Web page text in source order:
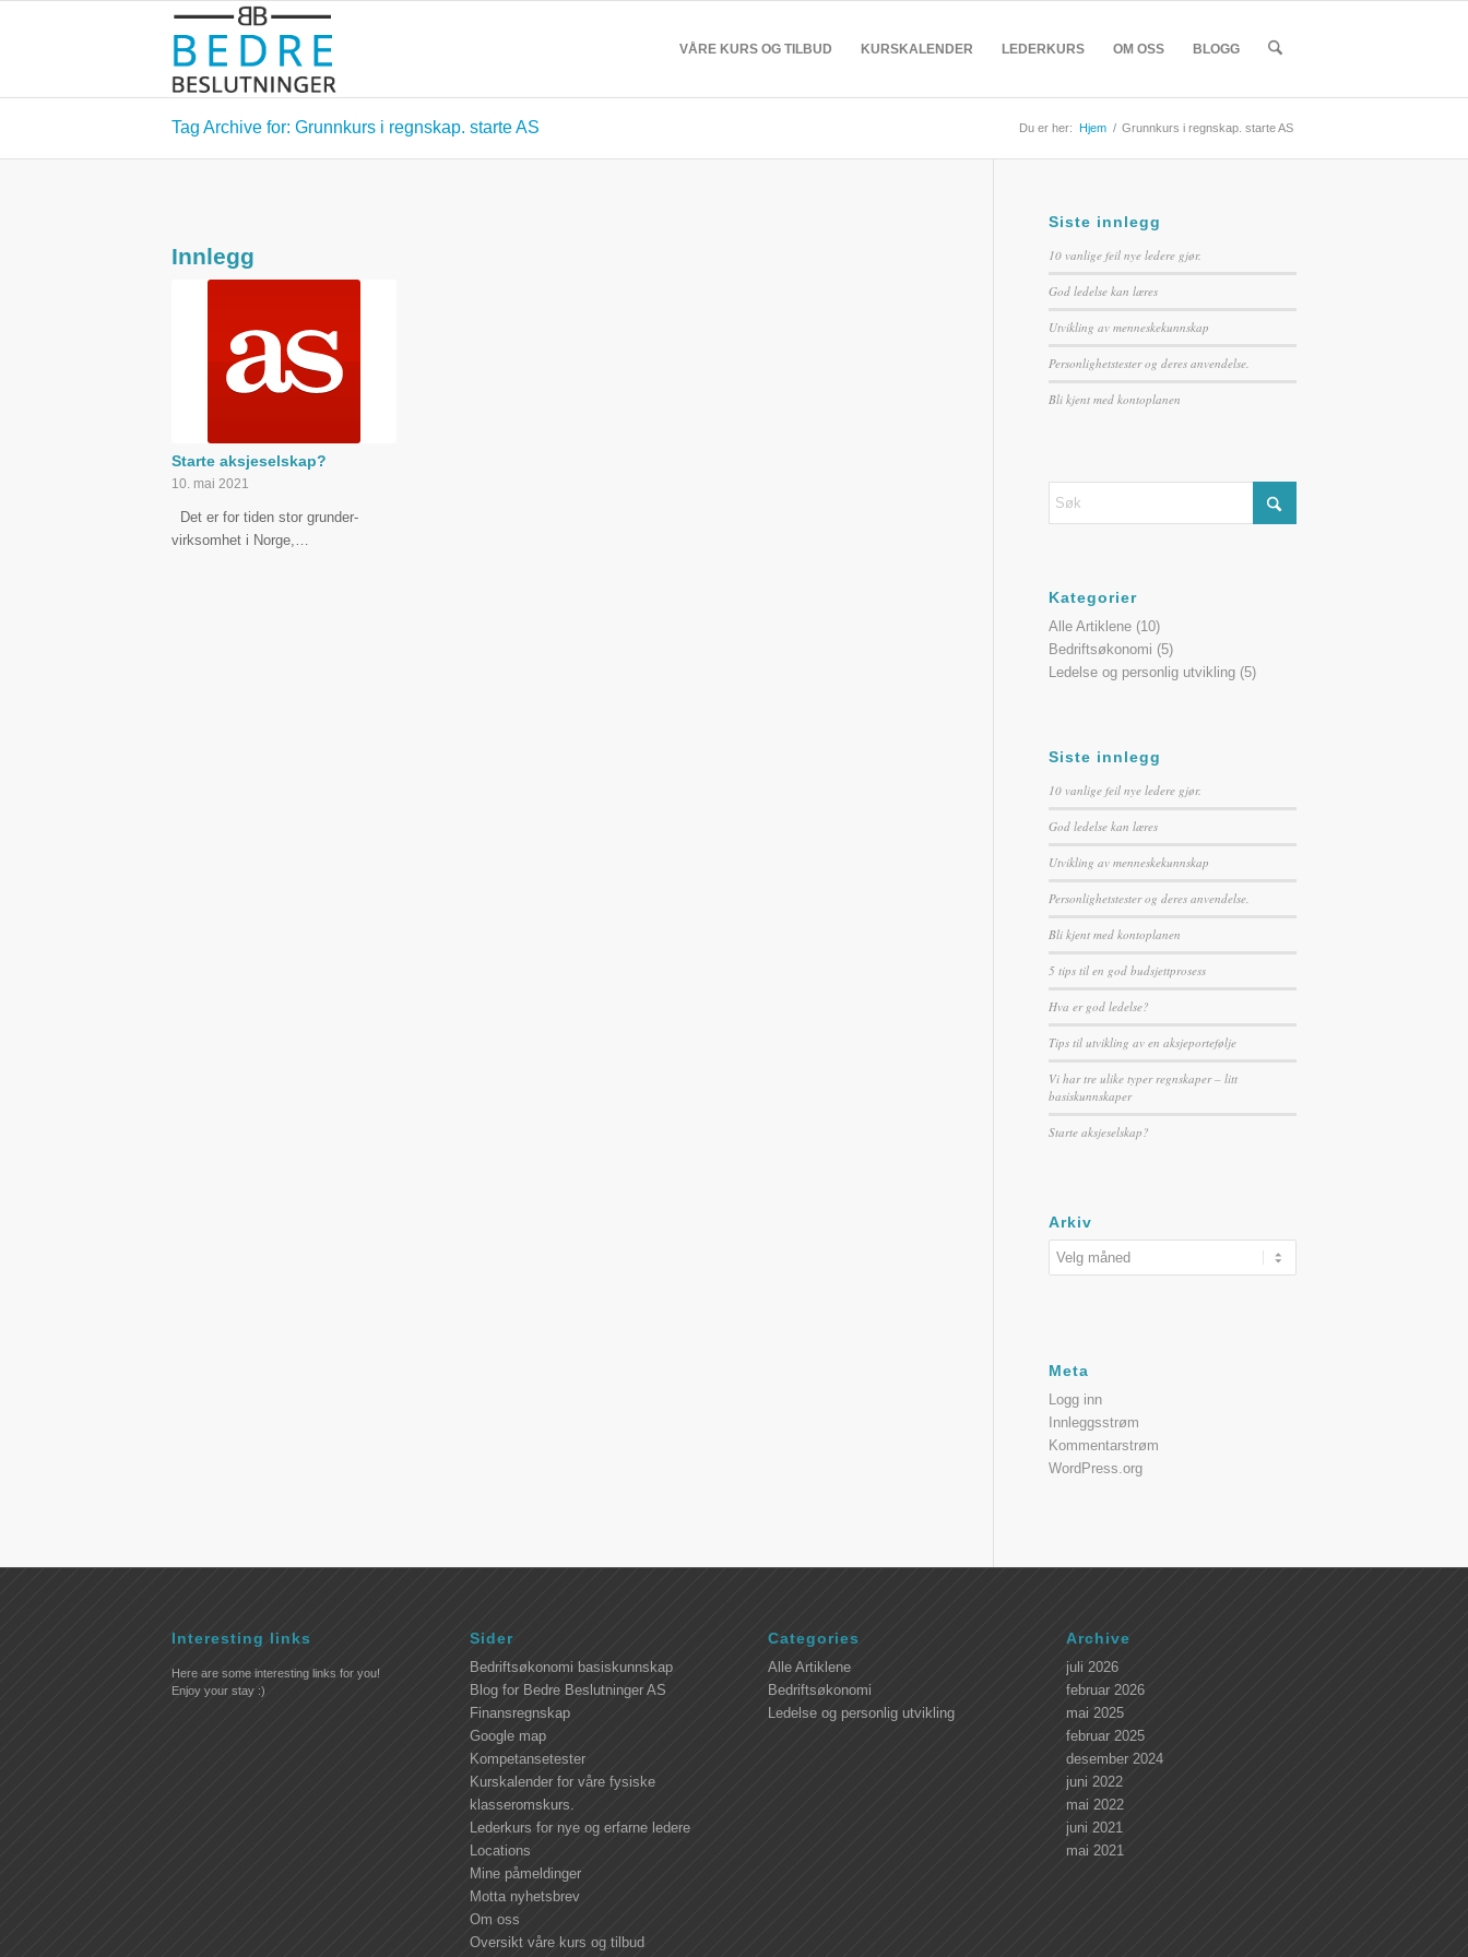
VÅRE KURS OG TILBUD KURSKALENDER LEDERKURS OM OSS BLOGG
Tag Archive for: Grunnkurs i regnskap. starte AS Du er her: Hjem / Grunnkurs i regnskap. starte AS
Innlegg
Starte aksjeselskap?
10. mai 2021
Det er for tiden stor grunder-
virksomhet i Norge,…
Siste innlegg
10 vanlige feil nye ledere gjør.
God ledelse kan læres
Utvikling av menneskekunnskap
Personlighetstester og deres anvendelse.
Bli kjent med kontoplanen
Kategorier
Alle Artiklene(10)
Bedriftsøkonomi (5)
Ledelse og personlig utvikling(5)
Siste innlegg
10 vanlige feil nye ledere gjør.
God ledelse kan læres
Utvikling av menneskekunnskap
Personlighetstester og deres anvendelse.
Bli kjent med kontoplanen
5 tips til en god budsjettprosess
Hva er god ledelse?
Tips til utvikling av en aksjeportefølje
Vi har tre ulike typer regnskaper – litt
basiskunnskaper
Starte aksjeselskap?
Arkiv
Meta
Logg inn
Innleggsstrøm
Kommentarstrøm
WordPress.org
Interesting links
Here are some interesting links for you!
Enjoy your stay :)
Sider
Bedriftsøkonomi basiskunnskap
Blog for Bedre Beslutninger AS
Finansregnskap
Google map
Kompetansetester
Kurskalender for våre fysiske
klasseromskurs.
Lederkurs for nye og erfarne ledere
Locations
Mine påmeldinger
Motta nyhetsbrev
Om oss
Oversikt våre kurs og tilbud
Categories
Alle Artiklene
Bedriftsøkonomi
Ledelse og personlig utvikling
Archive
juli 2026
februar 2026
mai 2025
februar 2025
desember 2024
juni 2022
mai 2022
juni 2021
mai 2021